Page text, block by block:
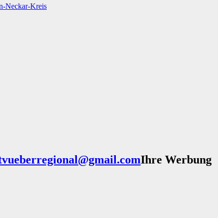
Neckar-Kreis
Ihre Werbung